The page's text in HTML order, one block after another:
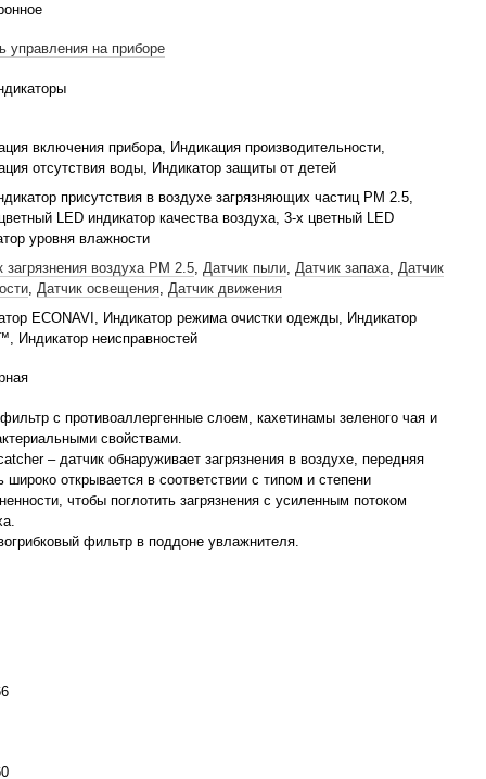
управления на приборе
включения прибора, Индикация производительности,
отсутствия воды, Индикатор защиты от детей
присутствия в воздухе загрязняющих частиц PM 2.5,
LED индикатор качества воздуха, 3-х цветный LED
уровня влажности
загрязнения воздуха PM 2.5, Датчик пыли, Датчик запаха, Датчик
, Датчик освещения, Датчик движения
ECONAVI, Индикатор режима очистки одежды, Индикатор
Индикатор неисправностей
с противоаллергенные слоем, кахетинамы зеленого чая и
свойствами.
– датчик обнаруживает загрязнения в воздухе, передняя
широко открывается в соответствии с типом и степени
чтобы поглотить загрязнения с усиленным потоком
фильтр в поддоне увлажнителя.